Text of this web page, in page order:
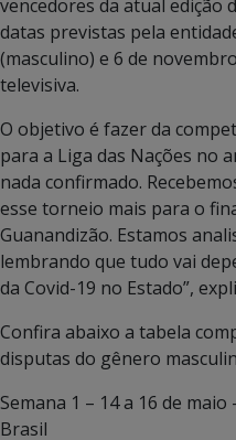
vencedores da atual edição
datas previstas pela
(masculino) e 6 de
televisiva.
O objetivo é fazer da
para a Liga das Nações no
nada confirmado.
esse torneio mais para o
Guanandizão. Estamos
lembrando que tudo vai
da Covid-19 no Estado”,
Confira abaixo a tabela
disputas do gênero
Semana 1 – 14 a 16 de
Brasil